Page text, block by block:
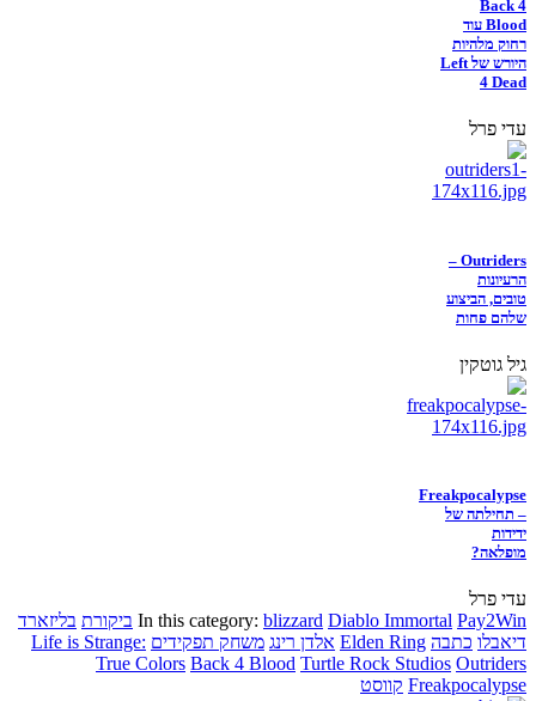
Back 4
Blood עוד
רחוק מלהיות
היורש של Left
4 Dead
עדי פרל
Outriders –
הרעיונות
טובים, הביצוע
שלהם פחות
גיל גוטקין
Freakpocalypse
– תחילתה של
ידידות
מופלאה?
עדי פרל
In this category: blizzard Diablo Immortal Pay2Win ביקורת בליזארד
דיאבלו כתבה Elden Ring אלדן רינג משחק תפקידים Life is Strange:
True Colors Back 4 Blood Turtle Rock Studios Outriders
Freakpocalypse קווסט